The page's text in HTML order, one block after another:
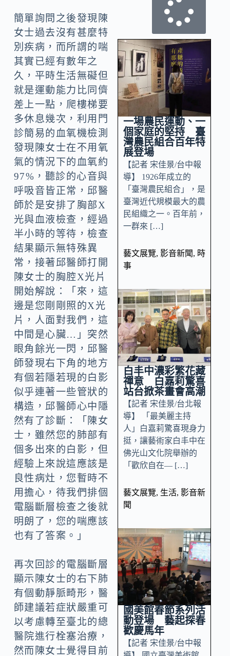
簡單詢問之後發現陳
女士過去沒有甚麼特
別疾病，而所謂的喘
其實已經有數年之
久，平時生活無礙但
就是運動能力比同儕
差上一點，爬樓梯要
多休息幾次，利用門
診簡易的血氧機檢測
發現陳女士在不用氧
氣的情況下的血氧約
97%，聽診的心音與
呼吸音皆正常，邱醫
師於是安排了胸部X
光與血液檢查，經過
半小時的等待，檢查
結果顯示無特殊異
常，接著邱醫師打開
陳女士的胸腔X光片
開始解說：「來，這
邊是您剛剛照的X光
片，人面對我們，這
中間是心臟…」突然
眼角餘光一閃，邱醫
師發現右下角的地方
有個若隱若現的白影
似乎連著一些管狀的
構造，邱醫師心中隱
然有了診斷：「陳女
士，雖然您的肺部有
個多出來的白影，但
經驗上來說這應該是
良性病灶，您暫時不
用擔心，待我們排個
電腦斷層檢查之後就
明朗了，您的喘應該
也有了答案。」
再次回診的電腦斷層
顯示陳女士的右下肺
有個動靜脈畸形，醫
師建議若症狀嚴重可
以考慮轉至臺北的總
醫院進行栓塞治療，
然而陳女士覺得目前
一場農民運動、一
個家庭的堅持 臺
灣農民組合百年特
展登場
【記者 宋佳景/台中報
導】 1926年成立的
「臺灣農民組合」，是
臺灣近代規模最大的農
民組織之一。百年前，
一群來 […]
藝文展覽, 影音新聞, 時
事
白丰中濃彩繁花藏
禪意 白嘉莉驚喜
站台掀茶畫會高潮
【記者 宋佳景/台北報
導】 「最美麗主持
人」白嘉莉驚喜現身力
挺，讓藝術家白丰中在
佛光山文化院舉辦的
「歡欣自在— […]
藝文展覽, 生活, 影音新
聞
國美館春節系列活
動登場 藝起探春
歡慶馬年
【記者 宋佳景/台中報